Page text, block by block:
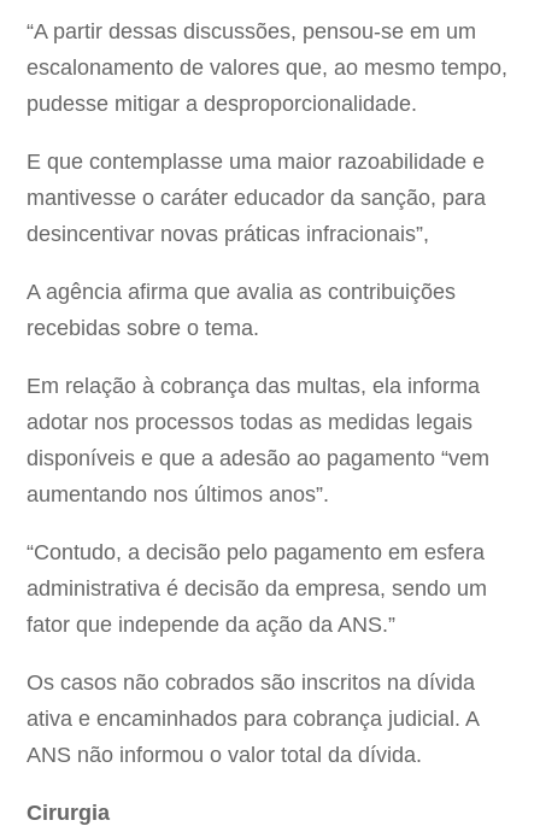
“A partir dessas discussões, pensou-se em um
escalonamento de valores que, ao mesmo tempo,
pudesse mitigar a desproporcionalidade.
E que contemplasse uma maior razoabilidade e
mantivesse o caráter educador da sanção, para
desincentivar novas práticas infracionais”,
A agência afirma que avalia as contribuições
recebidas sobre o tema.
Em relação à cobrança das multas, ela informa
adotar nos processos todas as medidas legais
disponíveis e que a adesão ao pagamento “vem
aumentando nos últimos anos”.
“Contudo, a decisão pelo pagamento em esfera
administrativa é decisão da empresa, sendo um
fator que independe da ação da ANS.”
Os casos não cobrados são inscritos na dívida
ativa e encaminhados para cobrança judicial. A
ANS não informou o valor total da dívida.
Cirurgia